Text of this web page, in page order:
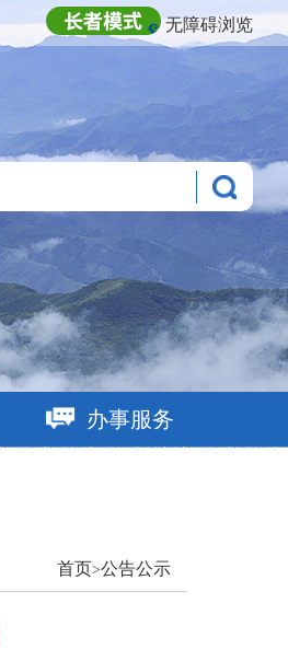
无障碍浏览
办事服务
首页>公告公示